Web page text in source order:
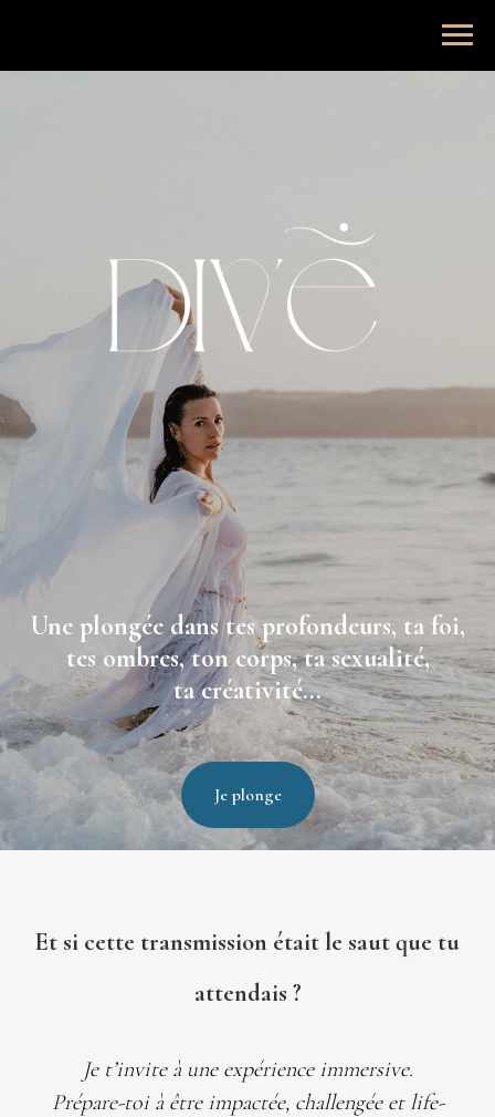
Une plongée dans tes profondeurs, ta foi,
tes ombres, ton corps, ta sexualité,
ta créativité...
Je plonge
Et si cette transmission était le saut que tu
attendais ?
Je t’invite à une expérience immersive.
Prépare-toi à être impactée, challengée et life-